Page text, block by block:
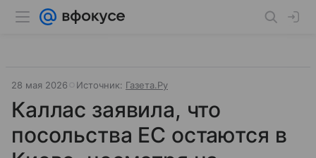
28 мая 2026 Источник: Газета.Ру
Каллас заявила, что
посольства ЕС остаются в